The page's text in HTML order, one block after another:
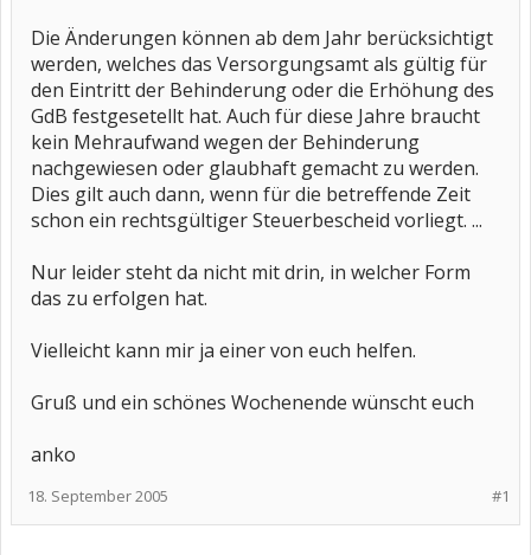
Die Änderungen können ab dem Jahr berücksichtigt
werden, welches das Versorgungsamt als gültig für
den Eintritt der Behinderung oder die Erhöhung des
GdB festgesetellt hat. Auch für diese Jahre braucht
kein Mehraufwand wegen der Behinderung
nachgewiesen oder glaubhaft gemacht zu werden.
Dies gilt auch dann, wenn für die betreffende Zeit
schon ein rechtsgültiger Steuerbescheid vorliegt. ...
Nur leider steht da nicht mit drin, in welcher Form
das zu erfolgen hat.
Vielleicht kann mir ja einer von euch helfen.
Gruß und ein schönes Wochenende wünscht euch
anko
#1
18. September 2005